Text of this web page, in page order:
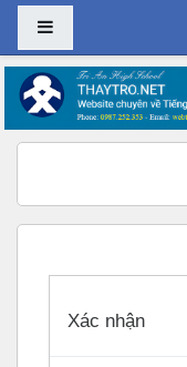
Chuyển tới nội dung chính
Bảng điều khiển
Xác nhận